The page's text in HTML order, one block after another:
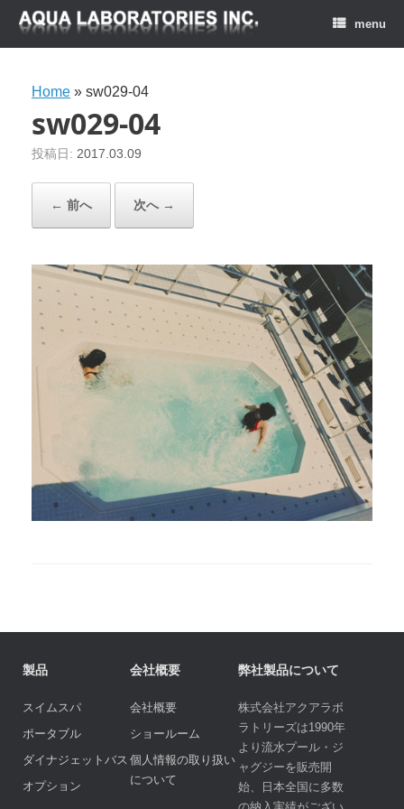
menu
Home » sw029-04
sw029-04
投稿日: 2017.03.09
← 前へ 次へ →
製品
スイムスパ
ポータブル
ダイナジェットバス
オプション
会社概要
会社概要
ショールーム
個人情報の取り扱い
について
弊社製品について
株式会社アクアラボ
ラトリーズは1990年
より流水プール・ジ
ャグジーを販売開
始、日本全国に多数
の納入実績がござい